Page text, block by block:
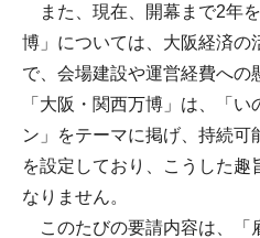
また、現在、開幕まで2年
博」については、大阪経済の
で、会場建設や運営経費への
「大阪・関西万博」は、「
ン」をテーマに掲げ、持続可
を設定しており、こうした
なりません。
このたびの要請内容は、「